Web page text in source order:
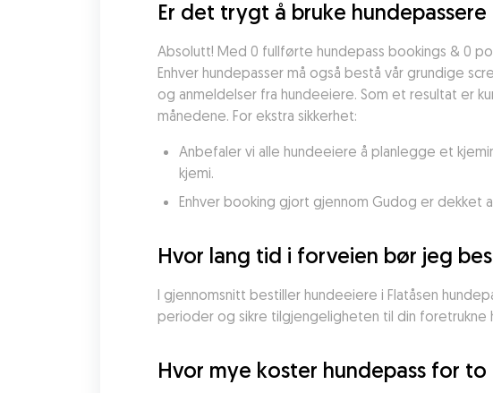
Er det trygt å bruke hundepassere
Absolutt! Med 0 fullførte hundepass bookings & 0
Enhver hundepasser må også bestå vår grundige
og anmeldelser fra hundeeiere. Som et resultat er
månedene. For ekstra sikkerhet:
Anbefaler vi alle hundeeiere å planlegge et
kjemi.
Enhver booking gjort gjennom Gudog er dekket
Hvor lang tid i forveien bør jeg
I gjennomsnitt bestiller hundeeiere i Flatåsen
perioder og sikre tilgjengeligheten til din foretrukne
Hvor mye koster hundepass for to